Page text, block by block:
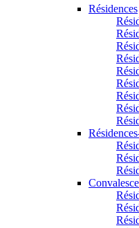
Résidences